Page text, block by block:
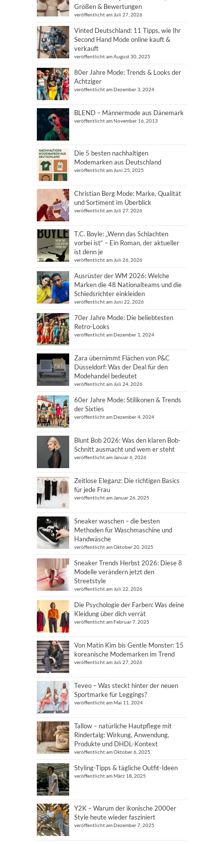
Größen & Bewertungen
veröffentlicht am Juli 27, 2026
Vinted Deutschland: 11 Tipps, wie Ihr
Second Hand Mode online kauft &
verkauft
veröffentlicht am August 30, 2025
80er Jahre Mode: Trends & Looks der
Achtziger
veröffentlicht am Dezember 3, 2024
BLEND – Männermode aus Dänemark
veröffentlicht am November 16, 2013
Die 5 besten nachhaltigen
Modemarken aus Deutschland
veröffentlicht am Juni 25, 2025
Christian Berg Mode: Marke, Qualität
und Sortiment im Überblick
veröffentlicht am Juli 27, 2026
T.C. Boyle: „Wenn das Schlachten
vorbei ist“ – Ein Roman, der aktueller
ist denn je
veröffentlicht am Juli 26, 2026
Ausrüster der WM 2026: Welche
Marken die 48 Nationalteams und die
Schiedsrichter einkleiden
veröffentlicht am Juni 22, 2026
70er Jahre Mode: Die beliebtesten
Retro-Looks
veröffentlicht am Dezember 1, 2024
Zara übernimmt Flächen von P&C
Düsseldorf: Was der Deal für den
Modehandel bedeutet
veröffentlicht am Juli 24, 2026
60er Jahre Mode: Stilikonen & Trends
der Sixties
veröffentlicht am Dezember 4, 2024
Blunt Bob 2026: Was den klaren Bob-
Schnitt ausmacht und wem er steht
veröffentlicht am Januar 6, 2026
Zeitlose Eleganz: Die richtigen Basics
für jede Frau
veröffentlicht am Januar 26, 2025
Sneaker waschen – die besten
Methoden für Waschmaschine und
Handwäsche
veröffentlicht am Oktober 20, 2025
Sneaker Trends Herbst 2026: Diese 8
Modelle verändern jetzt den
Streetstyle
veröffentlicht am Juli 22, 2026
Die Psychologie der Farben: Was deine
Kleidung über dich verrät
veröffentlicht am Februar 7, 2025
Von Matin Kim bis Gentle Monster: 15
koreanische Modemarken im Trend
veröffentlicht am Juli 27, 2026
Teveo – Was steckt hinter der neuen
Sportmarke für Leggings?
veröffentlicht am Mai 11, 2024
Tallow – natürliche Hautpflege mit
Rindertalg: Wirkung, Anwendung,
Produkte und DHDL-Kontext
veröffentlicht am Oktober 6, 2025
Styling-Tipps & tägliche Outfit-Ideen
veröffentlicht am März 18, 2025
Y2K – Warum der ikonische 2000er
Style heute wieder fasziniert
veröffentlicht am Dezember 7, 2025